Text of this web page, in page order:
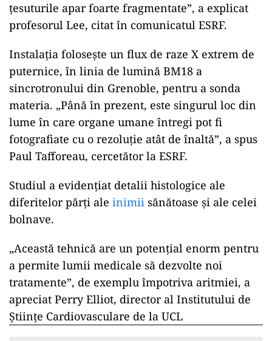
ţesuturile apar foarte fragmentate”, a explicat
profesorul Lee, citat în comunicatul ESRF.
Instalaţia foloseşte un flux de raze X extrem de
puternice, în linia de lumină BM18 a
sincrotronului din Grenoble, pentru a sonda
materia. „Până în prezent, este singurul loc din
lume în care organe umane întregi pot fi
fotografiate cu o rezoluţie atât de înaltă”, a spus
Paul Tafforeau, cercetător la ESRF.
Studiul a evidenţiat detalii histologice ale
diferitelor părţi ale inimii sănătoase şi ale celei
bolnave.
„Această tehnică are un potenţial enorm pentru
a permite lumii medicale să dezvolte noi
tratamente”, de exemplu împotriva aritmiei, a
apreciat Perry Elliot, director al Institutului de
Ştiinţe Cardiovasculare de la UCL